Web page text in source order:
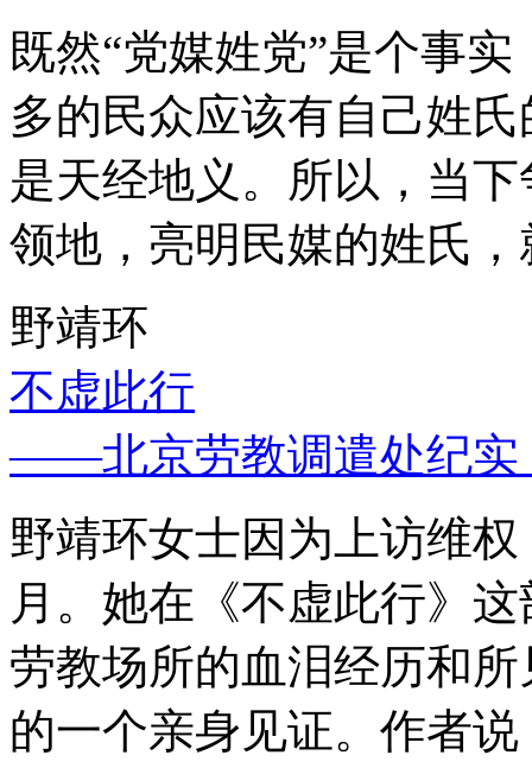
既然“党媒姓党”是个事
多的民众应该有自己姓
是天经地义。所以，当
领地，亮明民媒的姓氏
野靖环
不虚此行
——北京劳教调遣处纪实
野靖环女士因为上访维
月。她在《不虚此行》
劳教场所的血泪经历和
的一个亲身见证。作者